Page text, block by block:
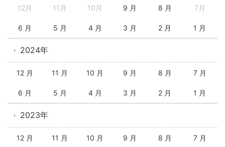
12月 11月 10月 9 月 8 月 7月
6 月 5 月 4 月 3 月 2 月 1 月
2024年
12 月 11 月 10 月 9 月 8 月 7 月
6 月 5 月 4 月 3 月 2 月 1 月
2023年
12 月 11 月 10 月 9 月 8 月 7 月